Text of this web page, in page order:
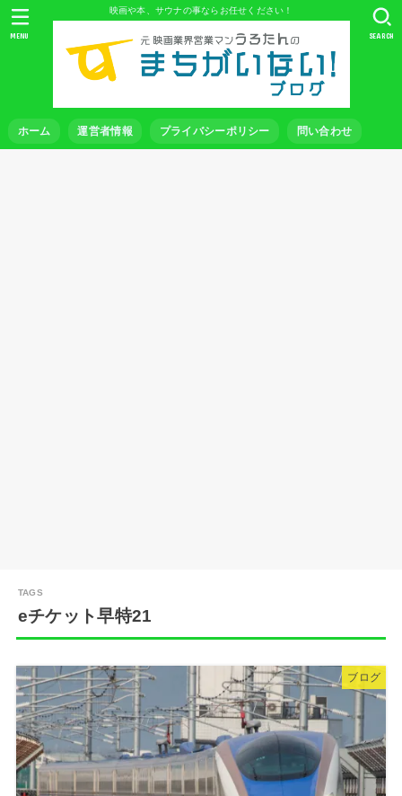
映画や本、サウナの事ならお任せください！
ホーム 運営者情報 プライバシーポリシー 問い合わせ
SEARCH
MENU
eチケット早特21
ブログ